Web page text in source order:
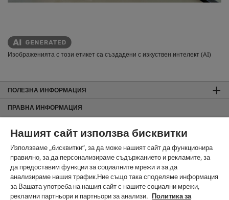
Изображенията с този етикет са създадени с изкуствен интелект (AI)
ПОЛЕЗНА ИНФОРМАЦИЯ
ПРАВНА ИНФОРМАЦИЯ
За сайта
Защита на данните
Използване на бисквитки
Карта на сайта
Информация за изхвърляне и приемане обратно
Нашият сайт използва бисквитки
Използваме „бисквитки“, за да може нашият сайт да функционира
правилно, за да персонализираме съдържанието и рекламите, за
да предоставим функции за социалните мрежи и за да
анализираме нашия трафик.Ние също така споделяме информация
за Вашата употреба на нашия сайт с нашите социални мрежи,
рекламни партньори и партньори за анализи. Политика за